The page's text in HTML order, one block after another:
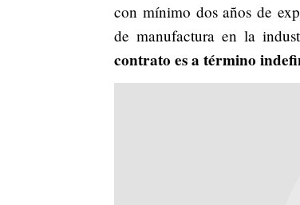
con mínimo dos años de
de manufactura en la
contrato es a término